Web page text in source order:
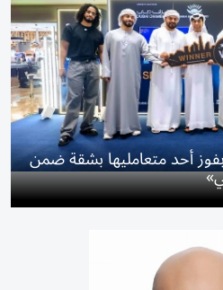
أحد متعامليها بشقة ضمن